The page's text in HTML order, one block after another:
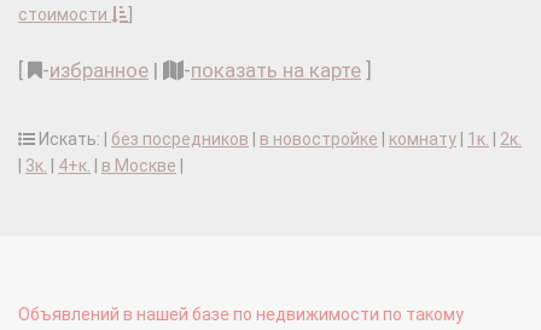
стоимости
-избранное | -показать на карте
Искать: | без посредников в новостройке комнату 1к.
2к.
3к. 4+к. в Москве
Объявлений в нашей базе по недвижимости по такому